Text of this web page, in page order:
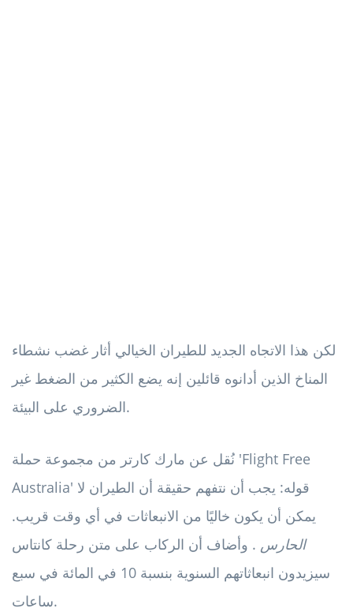
لكن هذا الاتجاه الجديد للطيران الخيالي أثار غضب نشطاء
المناخ الذين أدانوه قائلين إنه يضع الكثير من الضغط غير
الضروري على البيئة.
نُقل عن مارك كارتر من مجموعة حملة 'Flight Free
Australia' قوله: يجب أن نتفهم حقيقة أن الطيران لا
يمكن أن يكون خاليًا من الانبعاثات في أي وقت قريب.
الحارس . وأضاف أن الركاب على متن رحلة كانتاس
سيزيدون انبعاثاتهم السنوية بنسبة 10 في المائة في سبع
ساعات.